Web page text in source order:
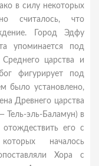
в силу некоторых
считалось, что
Город Эдфу
упоминается под
царства и
фигурирует под
было установлено,
Древнего царства
Тель-эль-Баламун) в
отождествить его с
началось
Хора с